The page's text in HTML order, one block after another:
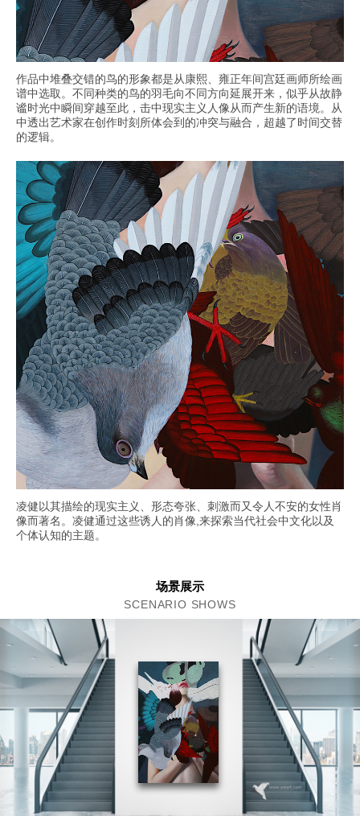
作品中堆叠交错的鸟的形象都是从康熙、雍正年间宫廷画师所绘画
谱中选取。不同种类的鸟的羽毛向不同方向延展开来，似乎从故静
谧时光中瞬间穿越至此，击中现实主义人像从而产生新的语境。从
中透出艺术家在创作时刻所体会到的冲突与融合，超越了时间交替
的逻辑。
凌健以其描绘的现实主义、形态夸张、刺激⽽又令⼈不安的女性肖
像⽽著名。凌健通过这些诱人的肖像,来探索当代社会中文化以及
个体认知的主题。
场景展示
SCENARIO SHOWS